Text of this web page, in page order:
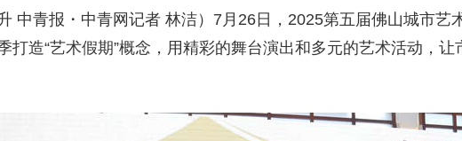
中青报・中青网记者 林洁）7月26日，2025第五届佛山城市艺
打造“艺术假期”概念，用精彩的舞台演出和多元的艺术活动，